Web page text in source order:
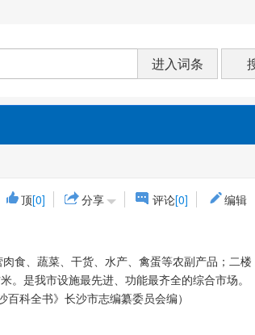
顶[0] 分享 评论[0] 编辑
食、蔬菜、干货、水产、禽蛋等农副产品；二楼
。是我市设施最先进、功能最齐全的综合市场。
百科全书》长沙市志编纂委员会编）